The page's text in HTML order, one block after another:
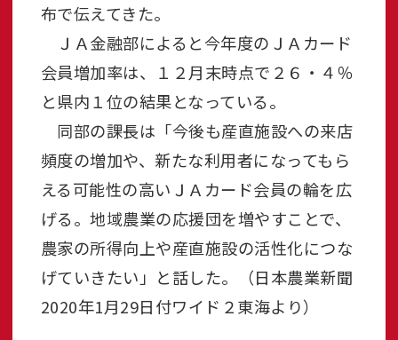
布で伝えてきた。
ＪＡ金融部によると今年度のＪＡカード
会員増加率は、１２月末時点で２６・４％
と県内１位の結果となっている。
同部の課長は「今後も産直施設への来店
頻度の増加や、新たな利用者になってもら
える可能性の高いＪＡカード会員の輪を広
げる。地域農業の応援団を増やすことで、
農家の所得向上や産直施設の活性化につな
げていきたい」と話した。（日本農業新聞
2020年1月29日付ワイド２東海より）